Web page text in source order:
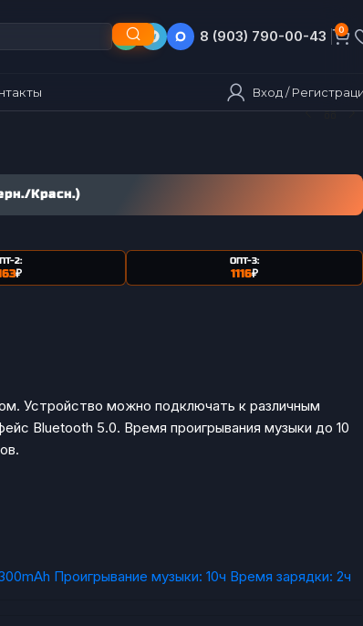
8 (903) 790-00-43 8 (495) 790-00-43 0
Вход /
Красн.)
2:
₽
ОПТ-3:
1116₽
Устройство можно подключать к различным
Bluetooth 5.0. Время проигрывания музыки до 10
Проигрывание музыки: 10ч Время зарядки: 2ч